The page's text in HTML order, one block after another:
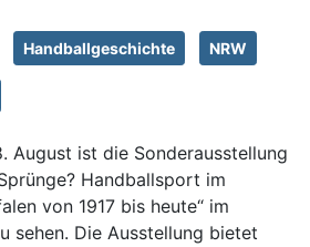
Handballgeschichte NRW
August ist die Sonderausstellung
Handballsport im
von 1917 bis heute“ im
sehen. Die Ausstellung bietet